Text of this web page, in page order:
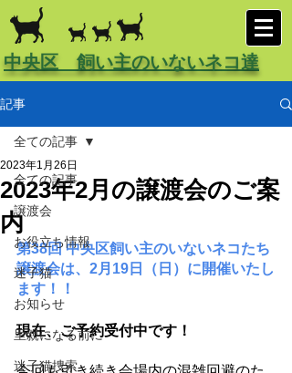
中央区 飼い主のいないネコ達
記事
全ての記事
譲渡会
お役立ち情報
迷子猫
お知らせ
里親になる前に
迷子猫捜索
全ての記事
2023年2月の譲渡会のご案
内
2023年1月26日
第38回 中央区飼い主のいないネコたち
譲渡会は、2月19日（日）に開催いたし
ます！！
現在、ご予約受付中です！